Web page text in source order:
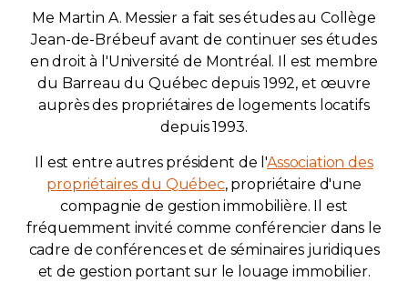
Me Martin A. Messier a fait ses études au Collège
Jean-de-Brébeuf avant de continuer ses études
en droit à l'Université de Montréal. Il est membre
du Barreau du Québec depuis 1992, et œuvre
auprès des propriétaires de logements locatifs
depuis 1993.
Il est entre autres président de l'Association des
propriétaires du Québec, propriétaire d'une
compagnie de gestion immobilière. Il est
fréquemment invité comme conférencier dans le
cadre de conférences et de séminaires juridiques
et de gestion portant sur le louage immobilier.